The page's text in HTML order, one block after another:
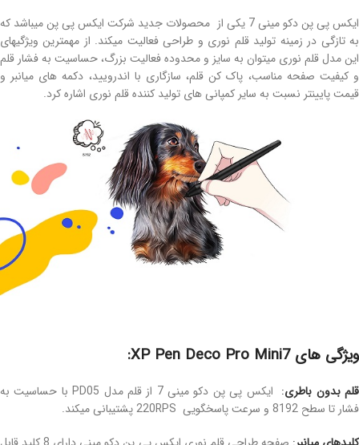
ایکس پی پن دکو مینی 7 یکی از محصولات جدید شرکت ایکس پی پن میباشد که
به تازگی در زمینه تولید قلم نوری و طراحی فعالیت میکند. از مهمترین ویژگیهای
این مدل قلم نوری میتوان به سایز و محدوده فعالیت بزرگ، حساسیت به فشار قلم
و کیفیت صفحه مناسب، پاک کن قلم، سازگاری با اندرویید، دکمه های میانبر و
قیمت پایینتر نسبت به سایر کمپانی های تولید کننده قلم نوری اشاره کرد.
ویژگی های XP Pen Deco Pro Mini7:
قلم بدون باطری:
ایکس پی پن دکو مینی 7 از قلم مدل PD05 با حساسیت به
فشار تا سطح 8192 و سرعت پاسخگویی 220RPS پشتیبانی میکند.